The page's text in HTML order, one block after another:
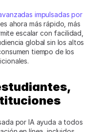
impulsadas por
ahora más rápido, más
escalar con facilidad,
global sin los altos
tiempo de los
por IA ayuda a todos